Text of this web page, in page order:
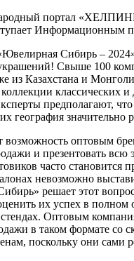
портал
Информационным
Сибирь –
Свыше 100
из Казахстана и
классических и
предполагают,
география значительно
возможность оптовым
и презентовать всю
часто становится
невозможно
решает этот
их успех в полном
Оптовым
в таком формате со
поскольку они сами